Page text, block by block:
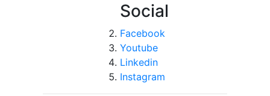
Social
Facebook
Youtube
Linkedin
Instagram